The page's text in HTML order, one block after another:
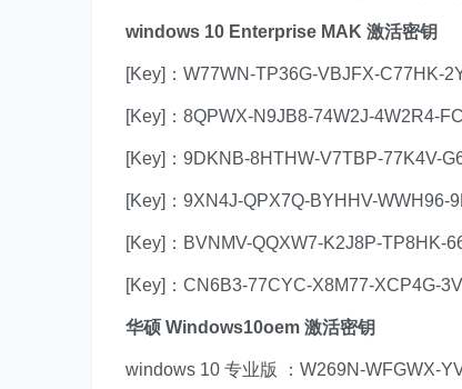
windows 10 Enterprise MAK 激活密钥
[Key]：W77WN-TP36G-VBJFX-C77HK-
[Key]：8QPWX-N9JB8-74W2J-4W2R4-
[Key]：9DKNB-8HTHW-V7TBP-77K4V-
[Key]：9XN4J-QPX7Q-BYHHV-WWH96-
[Key]：BVNMV-QQXW7-K2J8P-TP8HK-
[Key]：CN6B3-77CYC-X8M77-XCP4G-
华硕 Windows10oem 激活密钥
windows 10 专业版 ：W269N-WFGWX-